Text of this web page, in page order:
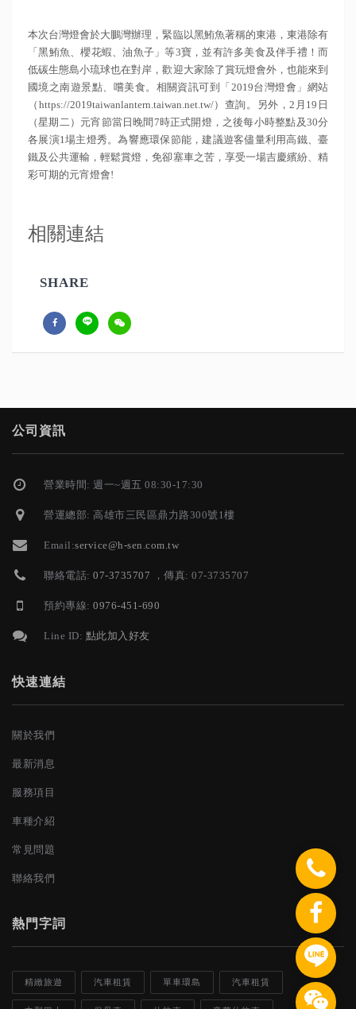
本次台灣燈會於大鵬灣辦理，緊臨以黑鮪魚著稱的東港，東港除有
「黑鮪魚、櫻花蝦、油魚子」等3寶，並有許多美食及伴手禮！而
低碳生態島小琉球也在對岸，歡迎大家除了賞玩燈會外，也能來到
國境之南遊景點、嚐美食。相關資訊可到「2019台灣燈會」網站
（https://2019taiwanlantern.taiwan.net.tw/）查詢。另外，2月19日
（星期二）元宵節當日晚間7時正式開燈，之後每小時整點及30分
各展演1場主燈秀。為響應環保節能，建議遊客儘量利用高鐵、臺
鐵及公共運輸，輕鬆賞燈，免卻塞車之苦，享受一場吉慶繽紛、精
彩可期的元宵燈會!
相關連結
SHARE
公司資訊
營業時間: 週一~週五 08:30-17:30
營運總部: 高雄市三民區鼎力路300號1樓
Email:service@h-sen.com.tw
聯絡電話: 07-3735707 ，傳真: 07-3735707
預約專線: 0976-451-690
Line ID: 點此加入好友
快速連結
關於我們
最新消息
服務項目
車種介紹
常見問題
聯絡我們
熱門字詞
精緻旅遊 汽車租賃 單車環島 汽車租賃